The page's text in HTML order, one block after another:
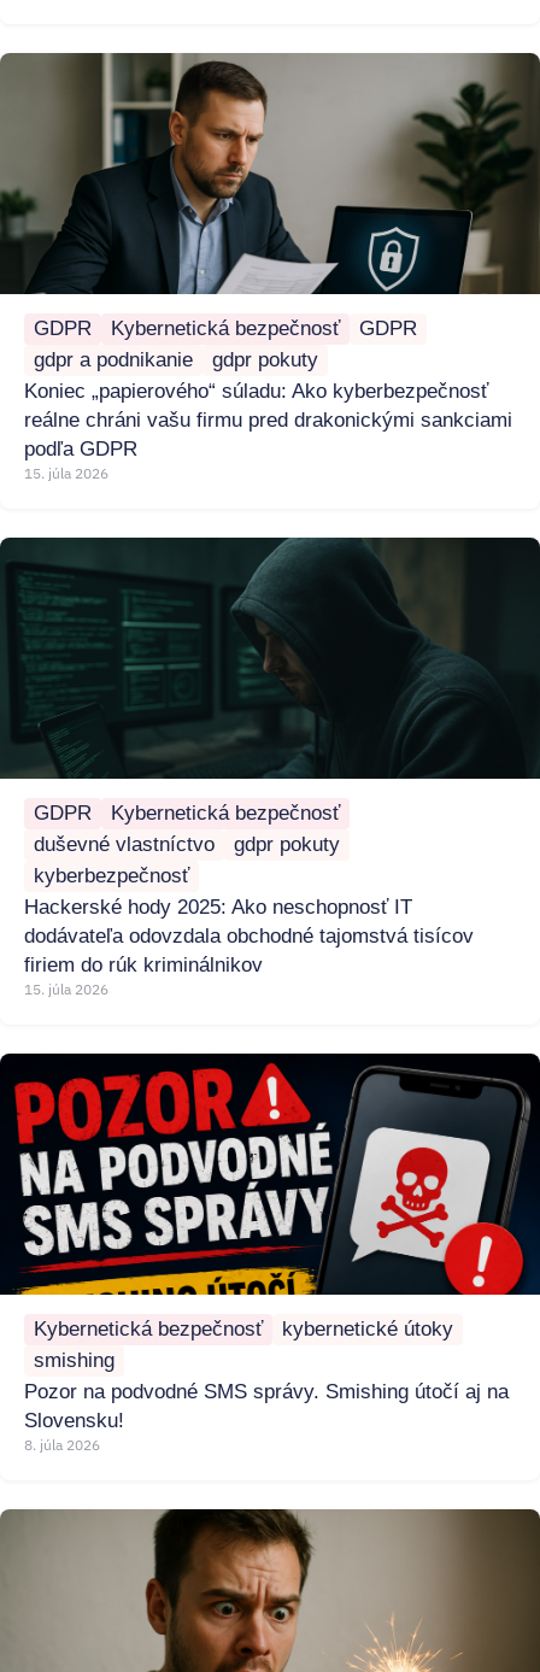
GDPR Kybernetická bezpečnosť
GDPR
gdpr a podnikanie
gdpr pokuty
Koniec „papierového“ súladu: Ako kyberbezpečnosť
reálne chráni vašu firmu pred drakonickými sankciami
podľa GDPR
15. júla 2026
GDPR
Kybernetická bezpečnosť
duševné vlastníctvo
gdpr pokuty
kyberbezpečnosť
Hackerské hody 2025: Ako neschopnosť IT
dodávateľa odovzdala obchodné tajomstvá tisícov
firiem do rúk kriminálnikov
15. júla 2026
Kybernetická bezpečnosť
kybernetické útoky
smishing
Pozor na podvodné SMS správy. Smishing útočí aj na
Slovensku!
8. júla 2026